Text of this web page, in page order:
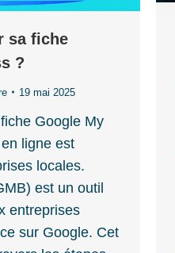
sa fiche
?
19 mai 2025
Google My
ligne est
locales.
est un outil
entreprises
sur Google. Cet